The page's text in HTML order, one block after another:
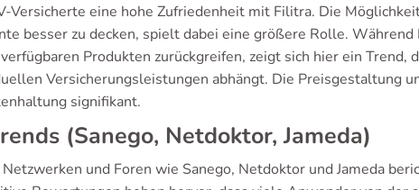
Versicherte eine hohe Zufriedenheit mit Filitra. Die
besser zu decken, spielt dabei eine größere Rolle.
Produkten zurückgreifen, zeigt sich hier ein
Versicherungsleistungen abhängt. Die Preisgestaltung
signifikant.
(Sanego, Netdoktor, Jameda)
Netzwerken und Foren wie Sanego, Netdoktor und Jameda